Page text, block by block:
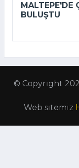
MALTEPE'DE
BULUŞTU
© Copyright
Web sitemiz